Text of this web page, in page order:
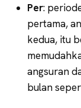
Per:
pertama,
kedua, itu
angsuran
bulan